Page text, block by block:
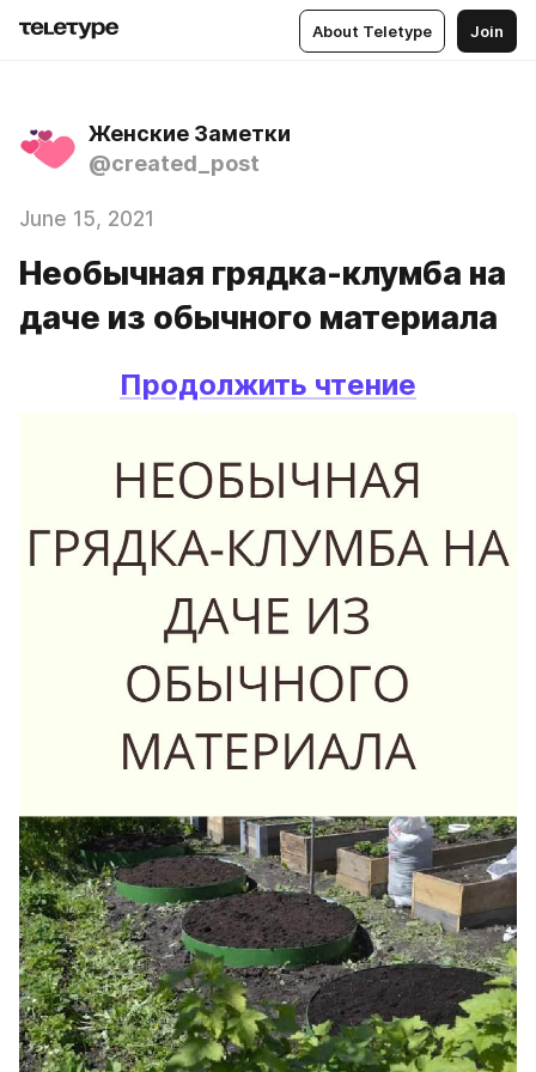
About Teletype Join
Женские Заметки
@created_post
June 15, 2021
Необычная грядка-клумба на
даче из обычного материала
Продолжить чтение